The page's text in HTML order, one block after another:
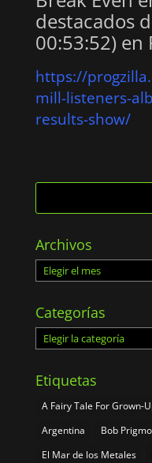
destacados
00:53:52) en
https://
mill-listeners-
results-show/
Archivos
Archivos
Categorías
Categorías
Etiquetas
A Fairy Tale For Grown-
Argentina
Bob
El Mar de los Metales